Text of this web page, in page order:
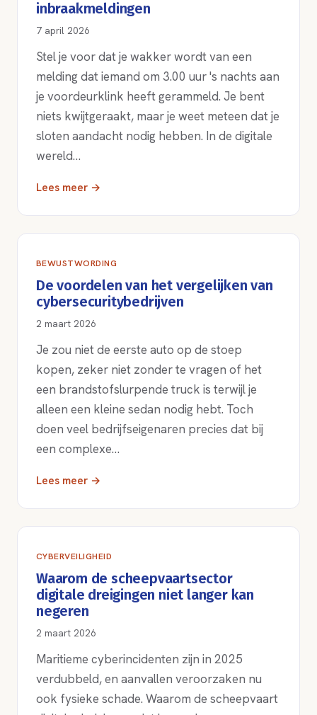
inbraakmeldingen
7 april 2026
Stel je voor dat je wakker wordt van een
melding dat iemand om 3.00 uur 's nachts aan
je voordeurklink heeft gerammeld. Je bent
niets kwijtgeraakt, maar je weet meteen dat je
sloten aandacht nodig hebben. In de digitale
wereld…
Lees meer →
BEWUSTWORDING
De voordelen van het vergelijken van
cybersecuritybedrijven
2 maart 2026
Je zou niet de eerste auto op de stoep
kopen, zeker niet zonder te vragen of het
een brandstofslurpende truck is terwijl je
alleen een kleine sedan nodig hebt. Toch
doen veel bedrijfseigenaren precies dat bij
een complexe…
Lees meer →
CYBERVEILIGHEID
Waarom de scheepvaartsector
digitale dreigingen niet langer kan
negeren
2 maart 2026
Maritieme cyberincidenten zijn in 2025
verdubbeld, en aanvallen veroorzaken nu
ook fysieke schade. Waarom de scheepvaart